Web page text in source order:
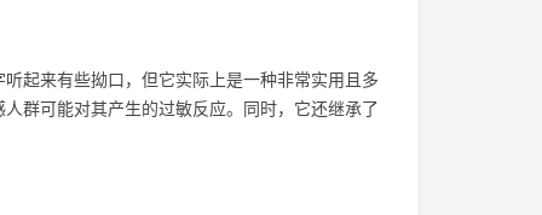
起来有些拗口，但它实际上是一种非常实用且多
群可能对其产生的过敏反应。同时，它还继承了